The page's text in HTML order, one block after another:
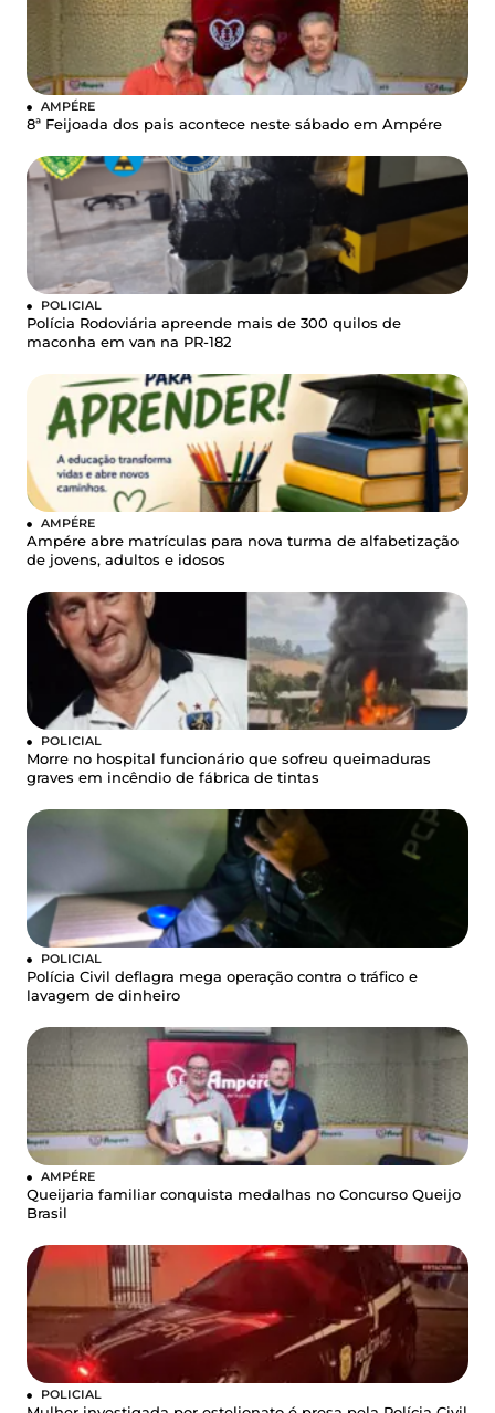
AMPÉRE
8ª Feijoada dos pais acontece neste sábado em Ampére
POLICIAL
Polícia Rodoviária apreende mais de 300 quilos de
maconha em van na PR-182
AMPÉRE
Ampére abre matrículas para nova turma de alfabetização
de jovens, adultos e idosos
POLICIAL
Morre no hospital funcionário que sofreu queimaduras
graves em incêndio de fábrica de tintas
POLICIAL
Polícia Civil deflagra mega operação contra o tráfico e
lavagem de dinheiro
AMPÉRE
Queijaria familiar conquista medalhas no Concurso Queijo
Brasil
POLICIAL